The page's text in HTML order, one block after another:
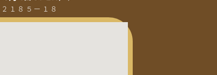
１８５ー１８